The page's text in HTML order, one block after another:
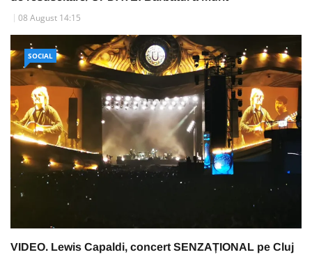
08 August 14:15
SOCIAL
VIDEO. Lewis Capaldi, concert SENZAȚIONAL pe Cluj